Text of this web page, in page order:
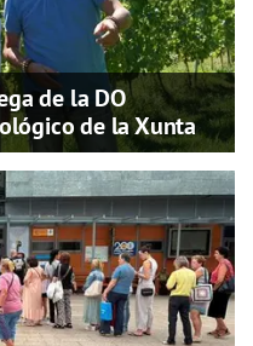
de la DO
de la Xunta